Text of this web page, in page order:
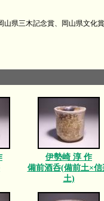
県三木記念賞、岡山県文化賞
伊勢崎 淳 作
備前酒呑(備前土×信
土)